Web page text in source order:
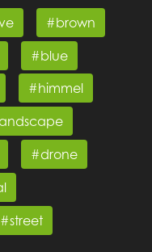
#brown
#blue
#himmel
#drone
#street